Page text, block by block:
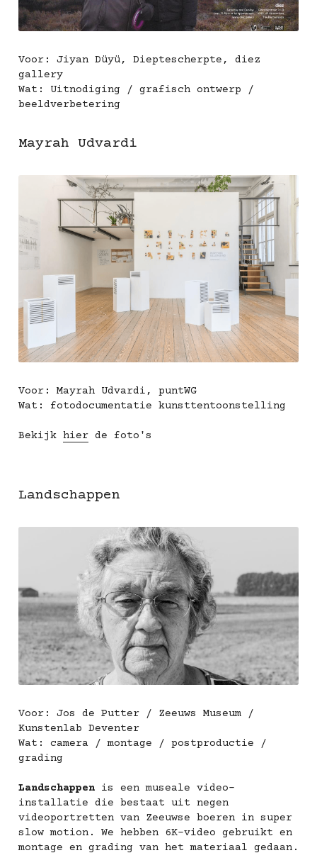
Voor: Jiyan Düyü, Dieptescherpte, diez
gallery
Wat: Uitnodiging / grafisch ontwerp /
beeldverbetering
Mayrah Udvardi
Voor: Mayrah Udvardi, puntWG
Wat: fotodocumentatie kunsttentoonstelling
Bekijk hier de foto's
Landschappen
Voor: Jos de Putter / Zeeuws Museum /
Kunstenlab Deventer
Wat: camera / montage / postproductie /
grading
Landschappen is een museale video-
installatie die bestaat uit negen
videoportretten van Zeeuwse boeren in super
slow motion. We hebben 6K-video gebruikt en
montage en grading van het materiaal gedaan.